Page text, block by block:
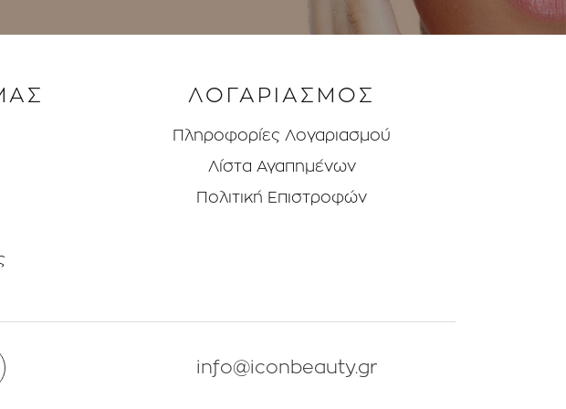
ΛΟΓΑΡΙΑΣΜΟΣ
Πληροφορίες Λογαριασμού
Λίστα Αγαπημένων
Πολιτική Επιστροφών
info@iconbeauty.gr